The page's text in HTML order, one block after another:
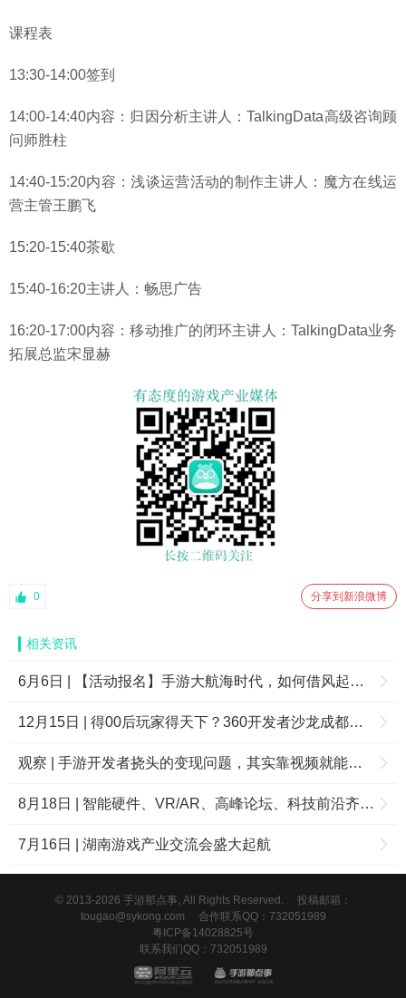
课程表
13:30-14:00签到
14:00-14:40内容：归因分析主讲人：TalkingData高级咨询顾
问师胜柱
14:40-15:20内容：浅谈运营活动的制作主讲人：魔方在线运
营主管王鹏飞
15:20-15:40茶歇
15:40-16:20主讲人：畅思广告
16:20-17:00内容：移动推广的闭环主讲人：TalkingData业务
拓展总监宋显赫
0 分享到新浪微博
相关资讯
6月6日 | 【活动报名】手游大航海时代，如何借风起航？
12月15日 | 得00后玩家得天下？360开发者沙龙成都见！
观察 | 手游开发者挠头的变现问题，其实靠视频就能解决掉八成
8月18日 | 智能硬件、VR/AR、高峰论坛、科技前沿齐聚成都 ——2016 iWorld遇见前所未有的新世界
7月16日 | 湖南游戏产业交流会盛大起航
© 2013-2026 手游那点事, All Rights Reserved.
投稿邮箱：
tougao@sykong.com 合作联系QQ：732051989
粤ICP备14028825号
联系我们QQ：732051989